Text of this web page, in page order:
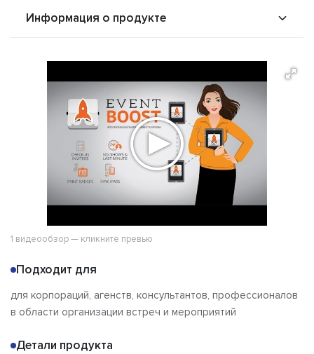
Информация о продукте
Отзывы
1 видеообзор — кликните превью
Подходит для
для корпораций, агенств, консультантов, профессионалов
в области организации встреч и мероприятий
Детали продукта